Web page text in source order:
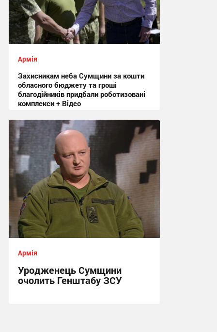
Армія
Захисникам неба Сумщини за кошти
обласного бюджету та гроші
благодійників придбали роботизовані
комплекси + Відео
21:36, 31.07.2026
Армія
Уродженець Сумщини
очолить Генштабу ЗСУ